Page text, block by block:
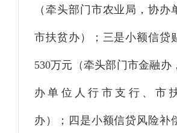
（牵头部门市农业局，协办
市扶贫办）；三是小额信贷
530万元（牵头部门市金融办
办单位人行市支行、市
办）；四是小额信贷风险补